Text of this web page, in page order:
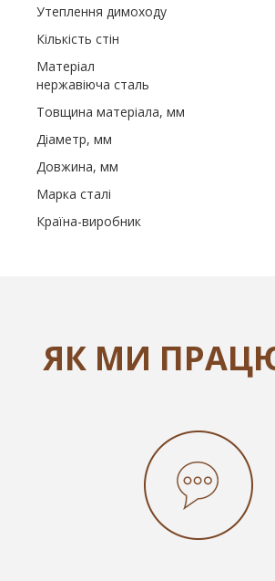
Утеплення
Кількість стін
нержавіюча сталь
Товщина матеріала,
Діаметр, мм
Довжина, мм
Марка сталі
Країна-виробник
ЯК МИ